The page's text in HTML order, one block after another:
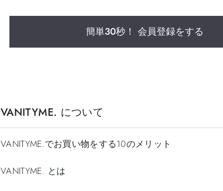
簡単30秒！ 会員登録をする
VANITYME. について
VANITYME.でお買い物をする10のメリット
VANITYME. とは